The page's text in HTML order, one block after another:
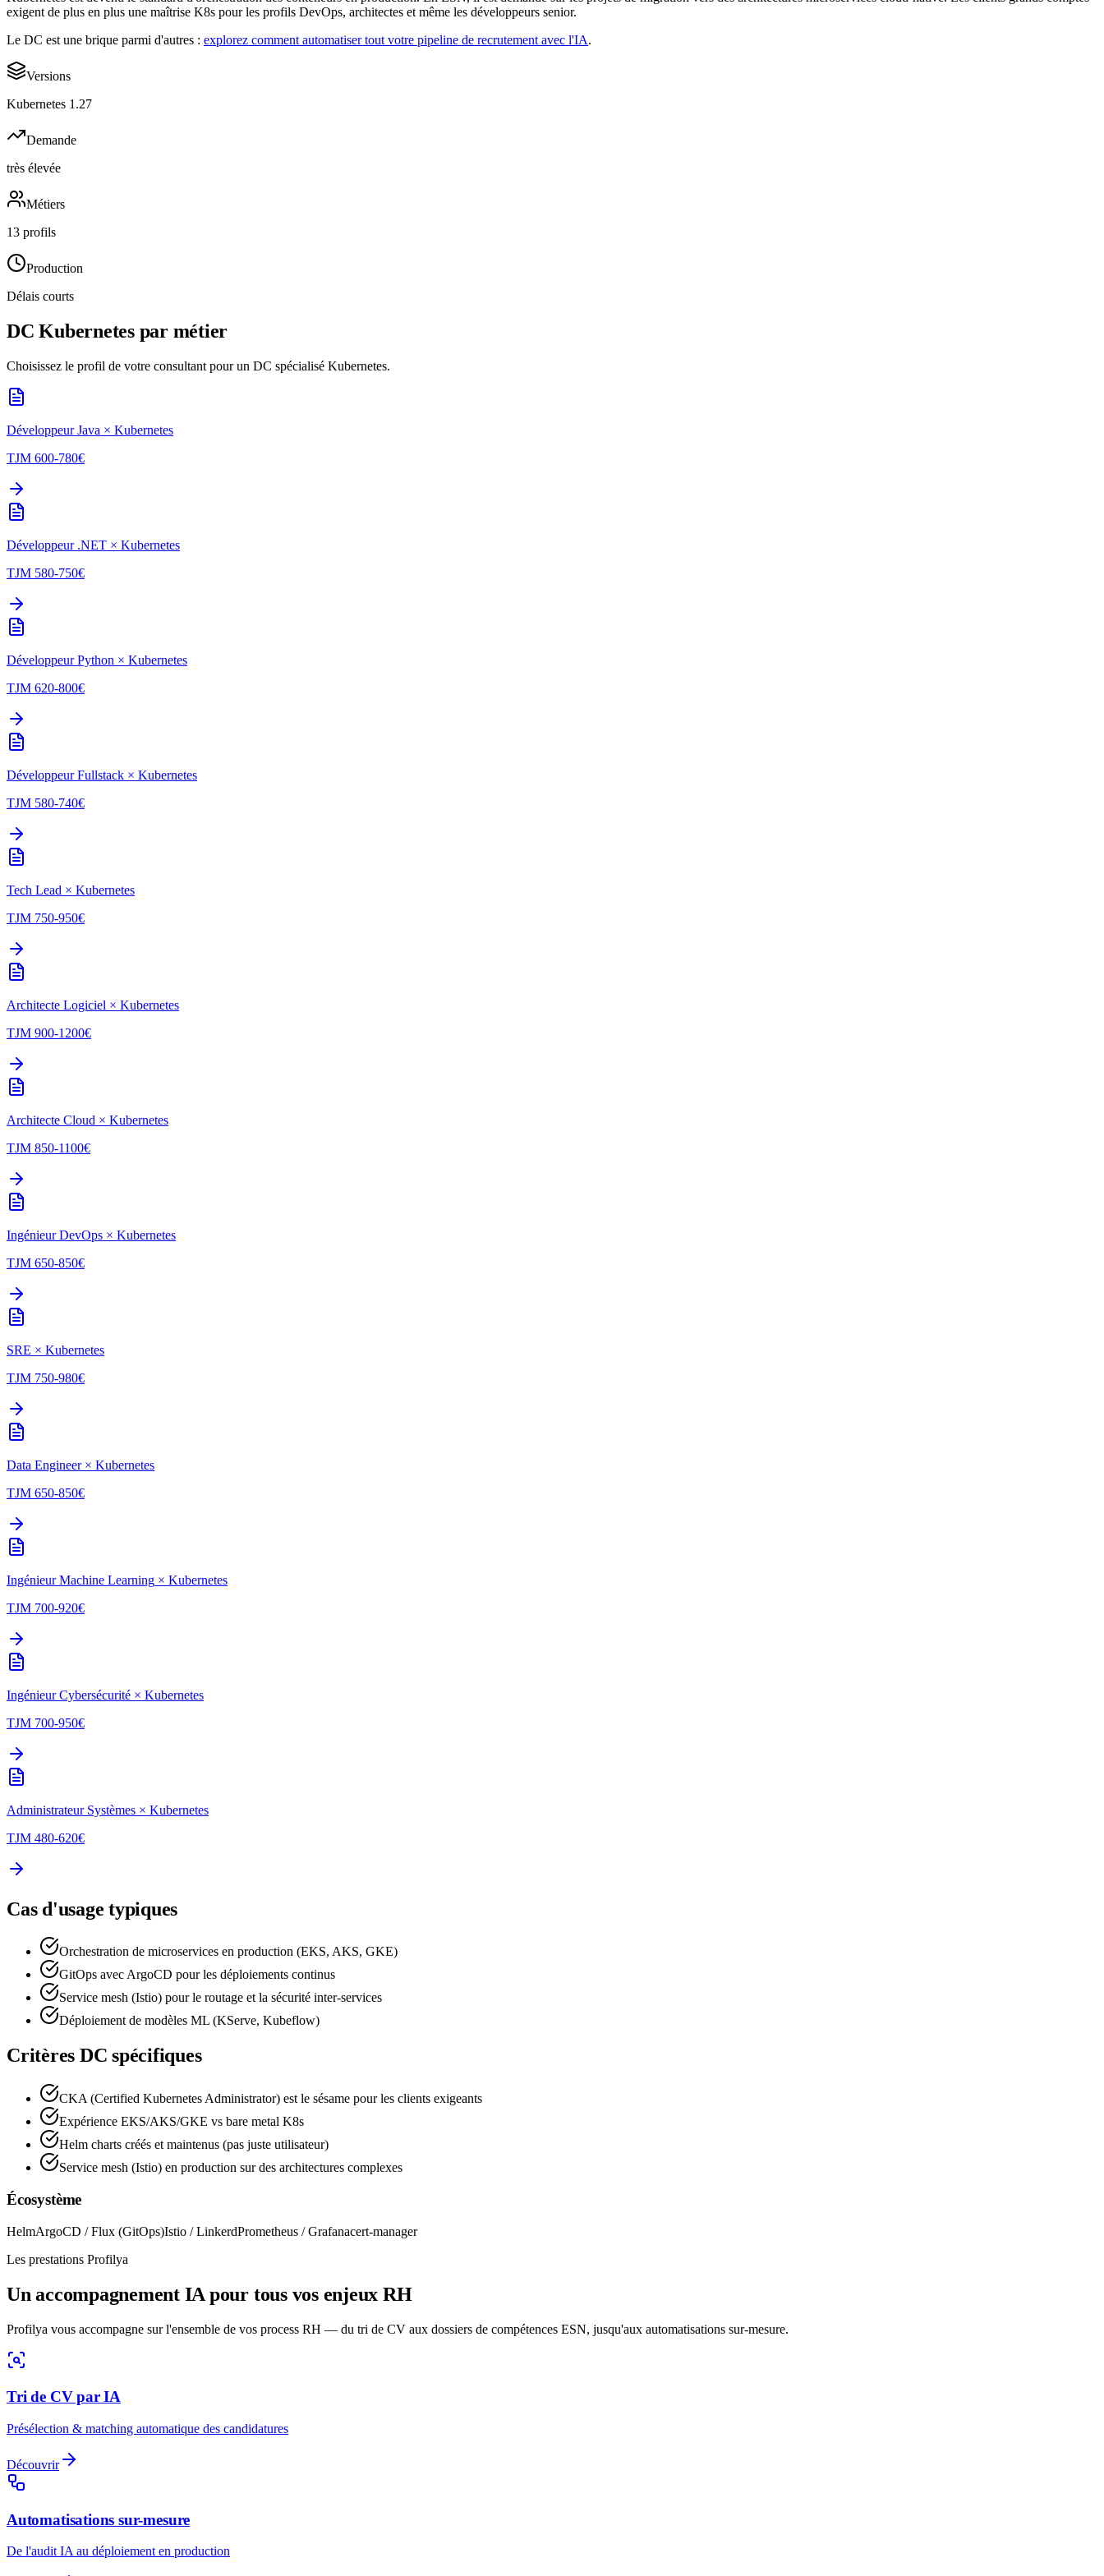
exigent de plus en plus une maîtrise K8s pour les profils DevOps, architectes et même les développeurs senior.
Le DC est une brique parmi d'autres : explorez comment automatiser tout votre pipeline de recrutement avec l'IA.
Versions
Kubernetes 1.27
Demande
très élevée
Métiers
13 profils
Production
Délais courts
DCKubernetespar métier
Choisissez le profil de votre consultant pour un DC spécialisé Kubernetes.
Développeur Java × Kubernetes
TJM 600-780€
Développeur .NET × Kubernetes
TJM 580-750€
Développeur Python × Kubernetes
TJM 620-800€
Développeur Fullstack × Kubernetes
TJM 580-740€
Tech Lead × Kubernetes
TJM 750-950€
Architecte Logiciel × Kubernetes
TJM 900-1200€
Architecte Cloud × Kubernetes
TJM 850-1100€
Ingénieur DevOps × Kubernetes
TJM 650-850€
SRE × Kubernetes
TJM 750-980€
Data Engineer× Kubernetes
TJM 650-850€
Ingénieur Machine Learning × Kubernetes
TJM 700-920€
Ingénieur Cybersécurité × Kubernetes
TJM 700-950€
Administrateur Systèmes × Kubernetes
TJM 480-620€
Cas d'usage typiques
Orchestration de microservices en production (EKS, AKS, GKE)
GitOps avec ArgoCD pour les déploiements continus
Service mesh (Istio) pour le routage et la sécurité inter-services
Déploiement de modèles ML (KServe, Kubeflow)
Critères DC spécifiques
CKA (Certified Kubernetes Administrator) est le sésame pour les clients exigeants
Expérience EKS/AKS/GKE vs bare metal K8s
Helm charts créés et maintenus (pas juste utilisateur)
Service mesh (Istio) en production sur des architectures complexes
Écosystème
HelmArgoCD / Flux (GitOps)Istio / LinkerdPrometheus / Grafanacert-manager
Les prestations Profilya
Un accompagnement IA pour tous vos enjeux RH
Profilya vous accompagne sur l'ensemble de vos process RH — du tri de CV aux dossiers de compétences ESN, jusqu'aux automatisations sur-mesure.
Tri de CV par IA
Présélection & matching automatique des candidatures
Découvrir
Automatisations sur-mesure
De l'audit IA au déploiement en production